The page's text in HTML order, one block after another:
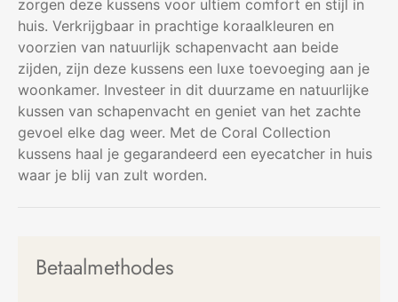
zorgen deze kussens voor ultiem comfort en stijl in
huis. Verkrijgbaar in prachtige koraalkleuren en
voorzien van natuurlijk schapenvacht aan beide
zijden, zijn deze kussens een luxe toevoeging aan je
woonkamer. Investeer in dit duurzame en natuurlijke
kussen van schapenvacht en geniet van het zachte
gevoel elke dag weer. Met de Coral Collection
kussens haal je gegarandeerd een eyecatcher in huis
waar je blij van zult worden.
Betaalmethodes